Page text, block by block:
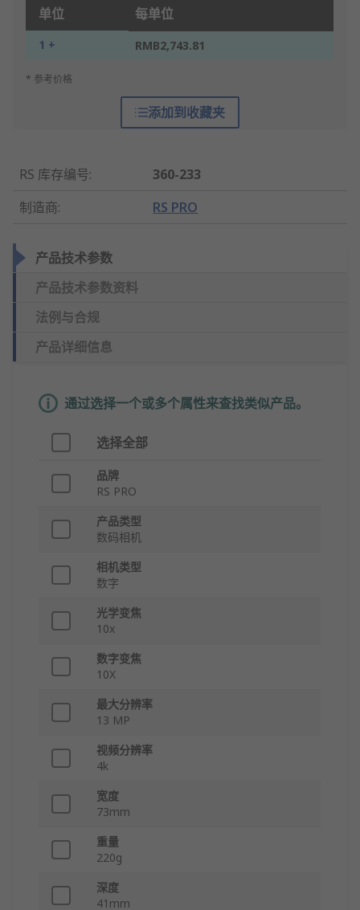
单位 每单位
1 + RMB2,743.81
* 参考价格
添加到收藏夹
RS 库存编号:
360-233
制造商: RS PRO
产品技术参数
产品技术参数资料
法例与合规
产品详细信息
通过选择一个或多个属性来查找类似产品。
选择全部
品牌
RS PRO
产品类型
数码相机
相机类型
数字
光学变焦
10x
数字变焦
10X
最大分辨率
13 MP
视频分辨率
4k
宽度
73mm
重量
220g
深度
41mm